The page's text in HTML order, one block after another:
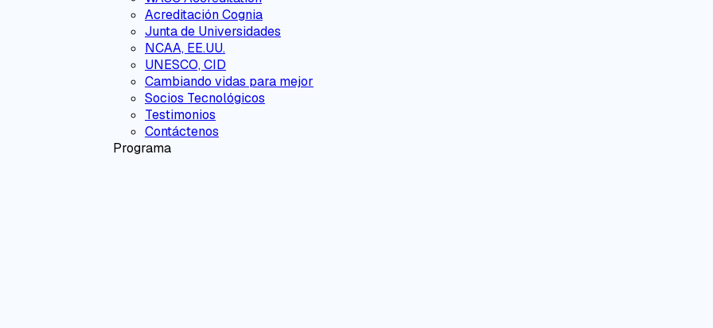
Acreditación Cognia
Junta de Universidades
NCAA, EE.UU.
UNESCO, CID
Cambiando vidas para mejor
Socios Tecnológicos
Testimonios
Contáctenos
Programa